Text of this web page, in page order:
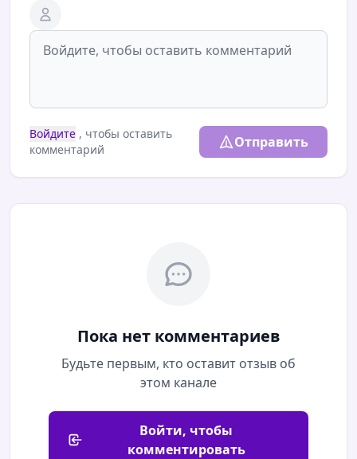
Войдите , чтобы оставить
комментарий
Отправить
Пока нет комментариев
Будьте первым, кто оставит отзыв об
этом канале
Войти, чтобы
комментировать